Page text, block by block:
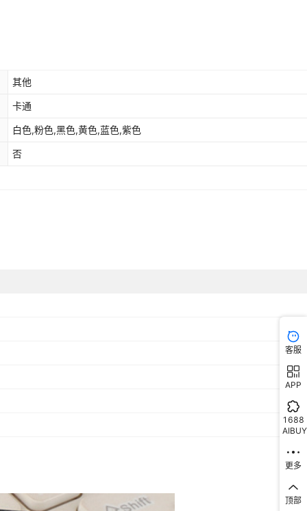
其他
卡通
白色,粉色,黑色,黄色,蓝色,紫色
否
客服
APP
1688
AIBUY
更多
顶部